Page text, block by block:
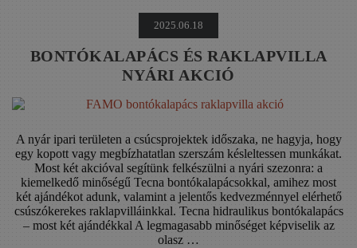
2025.06.18
BONTÓKALAPÁCS ÉS RAKLAPVILLA
NYÁRI AKCIÓ
A nyár ipari területen a csúcsprojektek időszaka, ne hagyja, hogy
egy kopott vagy megbízhatatlan szerszám késleltessen munkákat.
Most két akcióval segítünk felkészülni a nyári szezonra: a
kiemelkedő minőségű Tecna bontókalapácsokkal, amihez most
két ajándékot adunk, valamint a jelentős kedvezménnyel elérhető
csúszókerekes raklapvilláinkkal. Tecna hidraulikus bontókalapács
– most két ajándékkal A legmagasabb minőséget képviselik az
olasz …